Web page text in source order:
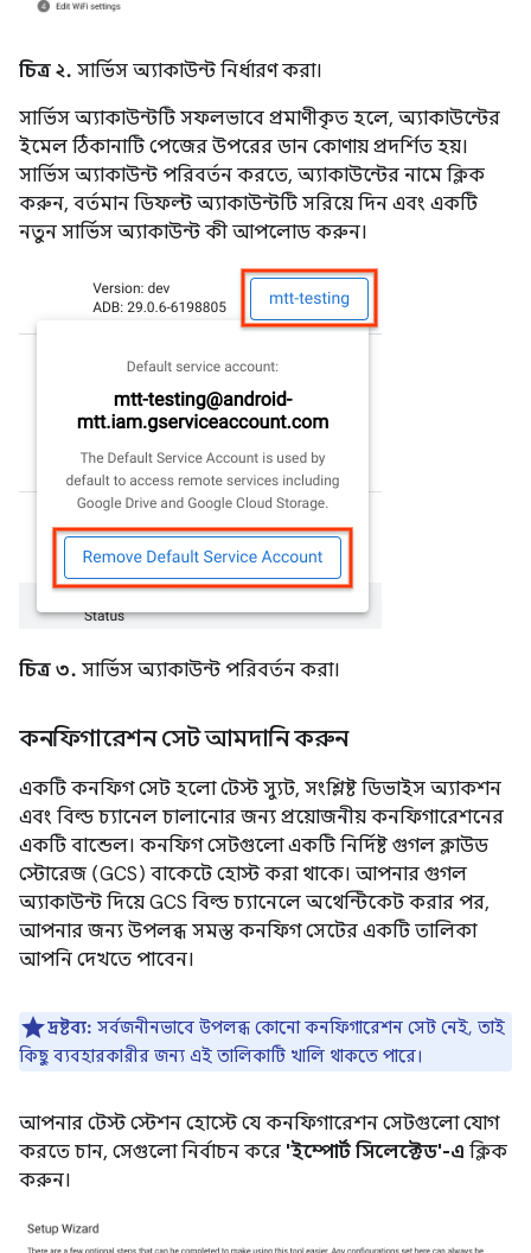
চিত্র ২. সার্ভিস অ্যাকাউন্ট নির্ধারণ করা।
সার্ভিস অ্যাকাউন্টটি সফলভাবে প্রমাণীকৃত হলে, অ্যাকাউন্টের
ইমেল ঠিকানাটি পেজের উপরের ডান কোণায় প্রদর্শিত হয়।
সার্ভিস অ্যাকাউন্ট পরিবর্তন করতে, অ্যাকাউন্টের নামে ক্লিক
করুন, বর্তমান ডিফল্ট অ্যাকাউন্টটি সরিয়ে দিন এবং একটি
নতুন সার্ভিস অ্যাকাউন্ট কী আপলোড করুন।
চিত্র ৩. সার্ভিস অ্যাকাউন্ট পরিবর্তন করা।
কনফিগারেশন সেট আমদানি করুন
একটি কনফিগ সেট হলো টেস্ট স্যুট, সংশ্লিষ্ট ডিভাইস অ্যাকশন
এবং বিল্ড চ্যানেল চালানোর জন্য প্রয়োজনীয় কনফিগারেশনের
একটি বান্ডেল। কনফিগ সেটগুলো একটি নির্দিষ্ট গুগল ক্লাউড
স্টোরেজ (GCS) বাকেটে হোস্ট করা থাকে। আপনার গুগল
অ্যাকাউন্ট দিয়ে GCS বিল্ড চ্যানেলে অথেন্টিকেট করার পর,
আপনার জন্য উপলব্ধ সমস্ত কনফিগ সেটের একটি তালিকা
আপনি দেখতে পাবেন।
দ্রষ্টব্য: সর্বজনীনভাবে উপলব্ধ কোনো কনফিগারেশন সেট নেই, তাই
কিছু ব্যবহারকারীর জন্য এই তালিকাটি খালি থাকতে পারে।
আপনার টেস্ট স্টেশন হোস্টে যে কনফিগারেশন সেটগুলো যোগ
করতে চান, সেগুলো নির্বাচন করে 'ইম্পোর্ট সিলেক্টেড'-এ ক্লিক
করুন।